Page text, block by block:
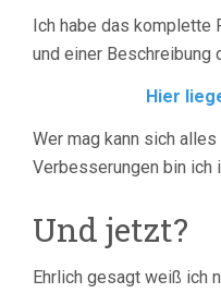
Ich habe das komplette
und einer Beschreibung
Hier
Wer mag kann sich
Verbesserungen bin ich
Und jetzt?
Ehrlich gesagt weiß ich